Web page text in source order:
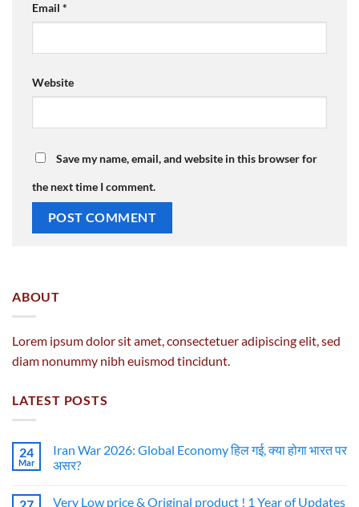
Email *
Website
Save my name, email, and website in this browser for
the next time I comment.
ABOUT
Lorem ipsum dolor sit amet, consectetuer adipiscing elit, sed
diam nonummy nibh euismod tincidunt.
LATEST POSTS
24
Mar
Iran War 2026: Global Economy हिल गई, क्या होगा भारत पर
असर?
27 Very Low price & Original product ! 1 Year of Updates